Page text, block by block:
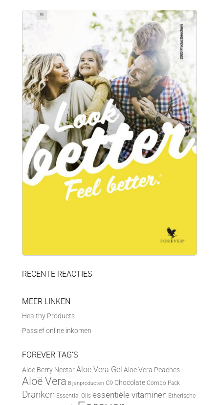
RECENTE REACTIES
MEER LINKEN
Healthy Products
Passief online inkomen
FOREVER TAG’S
Aloe Berry NectarAloe Vera Gel Aloe Vera Peaches
Aloë Vera Bijenproducten C9 Chocolate Combo Pack
Dranken Essential Oils essentiële vitaminen Etherische